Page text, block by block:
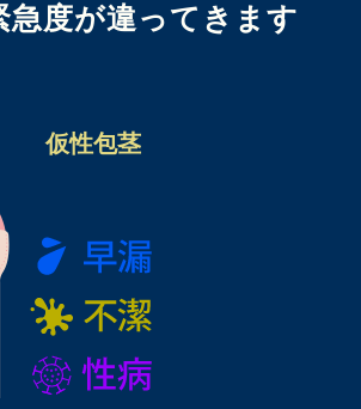
急度が違ってきます
仮性包茎